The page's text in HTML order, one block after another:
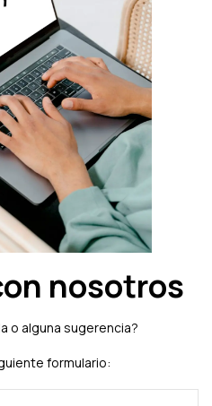
nosotros
o alguna sugerencia?
formulario: